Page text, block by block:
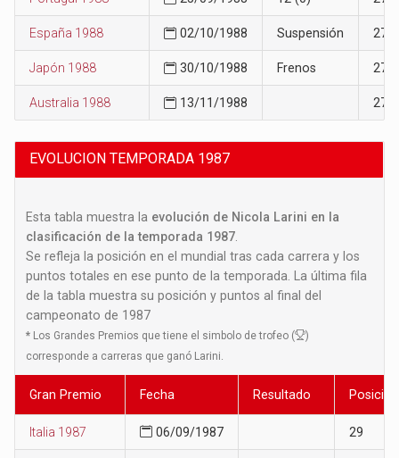
España 1988 02/10/1988 Suspensión 27
Japón 1988 30/10/1988 Frenos 27
Australia 1988 13/11/1988 27
EVOLUCION TEMPORADA 1987
Esta tabla muestra la evolución de Nicola Larini en la
clasificación de la temporada 1987
Se refleja la posición en el mundial tras cada carrera y los
puntos totales en ese punto de la temporada. La última fila
de la tabla muestra su posición y puntos al final del
campeonato de 1987
* Los Grandes Premios que tiene el simbolo de trofeo (
)
corresponde a carreras que ganó Larini.
Gran Premio Fecha Resultado Posición
Italia 1987 06/09/1987 29